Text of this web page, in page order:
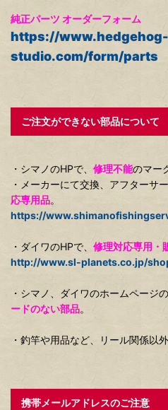
純正パーツ オーダーフォーム
https://www.hedgehog-
studio.com/form/parts
ご注文ができない部品について
・シマノのHPで、修理不能のマー
・メーカーにて交換、アフターサ
応専用品。
https://
・ダイワのHPで、 修理対応専用・
http://www.sl-planets.co.jp/
・シマノ、ダイワのホームページ
ードのない部品。
・釣竿や用品など、リール関係以外
携帯メールアドレスのご注意